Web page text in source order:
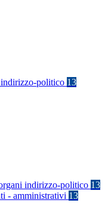
politico 13
indirizzo-politico 13
- amministrativi 13